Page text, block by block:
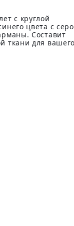
с круглой
цвета с
Составит
ткани для